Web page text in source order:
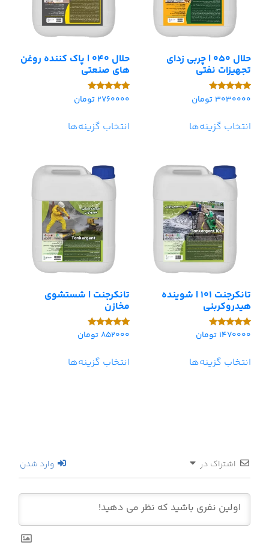
حلال 050 | چربی زدای
تجهیزات نفتی
امتیاز
3030000 تومان
انتخاب گزینه‌ها
حلال 040 | پاک کننده روغن
های صنعتی
امتیاز
2760000 تومان
انتخاب گزینه‌ها
تانکرجنت 101 | شوینده
هیدروکربنی
امتیاز
1470000 تومان
انتخاب گزینه‌ها
تانکرجنت | شستشوی
مخازن
امتیاز
852000 تومان
انتخاب گزینه‌ها
اشتراک در وارد شدن